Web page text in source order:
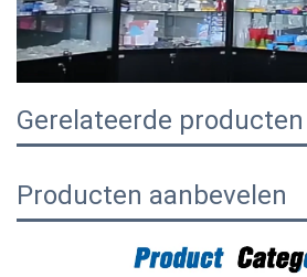
Gerelateerde producten
Producten aanbevelen